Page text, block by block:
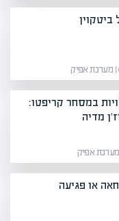
ביטקוין
במסחר קריפטו:
מדיה
או פגיעה